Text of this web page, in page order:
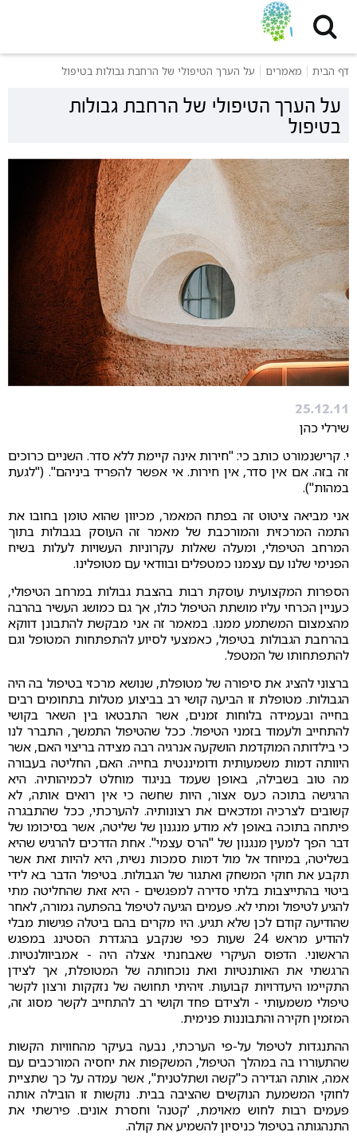
דף הבית מאמרים על הערך הטיפולי של הרחבת גבולות בטיפול
על הערך הטיפולי של הרחבת גבולות
בטיפול
25.12.11
שירלי כהן
י. קרישנמורט כותב כי: "חירות אינה קיימת ללא סדר. השניים כרוכים
זה בזה. אם אין סדר, אין חירות. אי אפשר להפריד ביניהם". ("לגעת
במהות").
אני מביאה ציטוט זה בפתח המאמר, מכיוון שהוא טומן בחובו את
התמה המרכזית והמורכבת של מאמר זה העוסק בגבולות בתוך
המרחב הטיפולי, ומעלה שאלות עקרוניות העשויות לעלות בשיח
הפנימי שלנו עם עצמנו כמטפלים ובוודאי עם מטופלינו.
הספרות המקצועית עוסקת רבות בהצבת גבולות במרחב הטיפולי,
כעניין הכרחי עליו מושתת הטיפול כולו, אך גם כמושג העשיר בהרבה
מהצמצום המשתמע ממנו. במאמר זה אני מבקשת להתבונן דווקא
בהרחבת הגבולות בטיפול, כאמצעי לסיוע להתפתחות המטופל וגם
להתפתחותו של המטפל.
ברצוני להציג את סיפורה של מטופלת, שנושא מרכזי בטיפול בה היה
הגבולות. מטופלת זו הביעה קושי רב בביצוע מטלות בתחומים רבים
בחייה ובעמידה בלוחות זמנים, אשר התבטאו בין השאר בקושי
להתחייב ולעמוד בזמני הטיפול. ככל שהטיפול התמשך, התברר לנו
כי בילדותה המוקדמת הושקעה אנרגיה רבה מצידה בריצוי האם, אשר
היוותה דמות משמעותית ודומיננטית בחייה. האם, החליטה בעבורה
מה טוב בשבילה, באופן שעמד בניגוד מוחלט לכמיהותיה. היא
הרגישה בתוכה כעס אצור, היות שחשה כי אין רואים אותה, לא
קשובים לצרכיה ומדכאים את רצונותיה. להערכתי, ככל שהתבגרה
פיתחה בתוכה באופן לא מודע מנגנון של שליטה, אשר בסיכומו של
דבר הפך למעין מנגנון של "הרס עצמי". אחת הדרכים להרגיש שהיא
בשליטה, במיוחד אל מול דמות סמכות נשית, היא להיות זאת אשר
תקבע את חוקי המשחק ואתגור של הגבולות. בטיפול הדבר בא לידי
ביטוי בהתייצבות בלתי סדירה למפגשים - היא זאת שהחליטה מתי
להגיע לטיפול ומתי לא. פעמים הגיעה לטיפול בהפתעה גמורה, לאחר
שהודיעה קודם לכן שלא תגיע. היו מקרים בהם ביטלה פגישות מבלי
להודיע מראש 24 שעות כפי שנקבע בהגדרת הסטינג במפגש
הראשוני. הדפוס העיקרי שאבחנתי אצלה היה - אמביוולנטיות.
הרגשתי את האותנטיות ואת נוכחותה של המטופלת, אך לצידן
התקיימו היעדרויות קבועות. זיהיתי תחושה של נזקקות ורצון לקשר
טיפולי משמעותי - ולצידם פחד וקושי רב להתחייב לקשר מסוג זה,
המזמין חקירה והתבוננות פנימית.
ההתנגדות לטיפול על-פי הערכתי, נבעה בעיקר מהחוויות הקשות
שהתעוררו בה במהלך הטיפול, המשקפות את יחסיה המורכבים עם
אמה, אותה הגדירה כ"קשה ושתלטנית", אשר עמדה על כך שתציית
לחוקי המשמעת הנוקשים שהציבה בבית. נוקשות זו הובילה אותה
פעמים רבות לחוש מאוימת, 'קטנה' וחסרת אונים. פירשתי את
התנהגותה בטיפול כניסיון להשמיע את קולה.